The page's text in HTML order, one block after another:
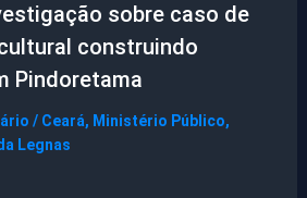
sobre caso de
construindo
Pindoretama
/ Ceará, Ministério Público,
Legnas